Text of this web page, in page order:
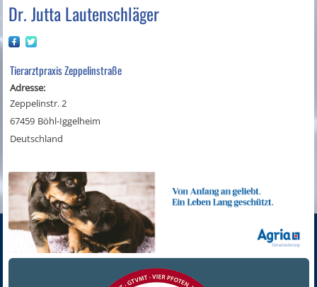
Dr. Jutta Lautenschläger
Tierarztpraxis Zeppelinstraße
Adresse:
Zeppelinstr. 2
67459 Böhl-Iggelheim
Deutschland